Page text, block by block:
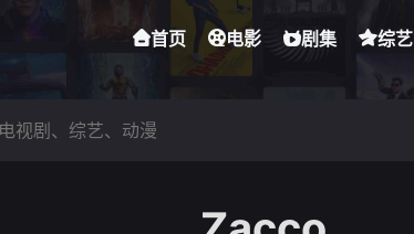
首页 电影 剧集 综艺